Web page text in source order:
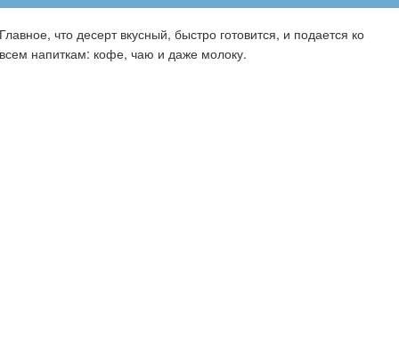
Главное, что десерт вкусный, быстро готовится, и подается ко
всем напиткам: кофе, чаю и даже молоку.